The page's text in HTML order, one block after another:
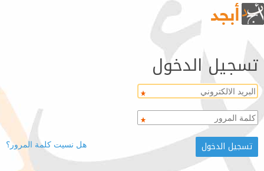
تسجيل الدخول
هل نسيت كلمة المرور؟